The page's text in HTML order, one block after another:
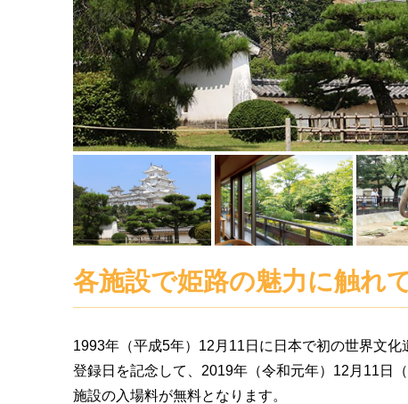
各施設で姫路の魅力に触れ
1993年（平成5年）12月11日に日本で初の世界文化
登録日を記念して、2019年（令和元年）12月11日
施設の入場料が無料となります。